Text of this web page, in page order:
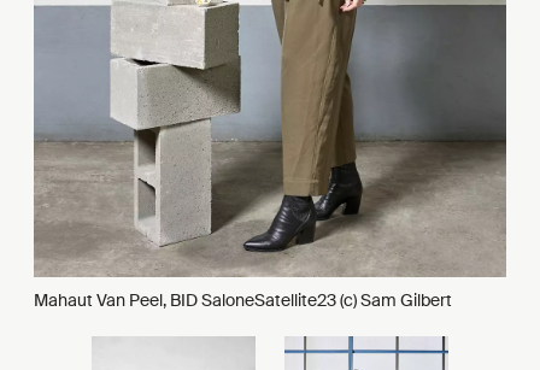
Mahaut Van Peel, BID SaloneSatellite23 (c) Sam Gilbert